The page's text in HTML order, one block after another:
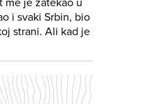
me je zatekao u
i svaki Srbin, bio
strani. Ali kad je